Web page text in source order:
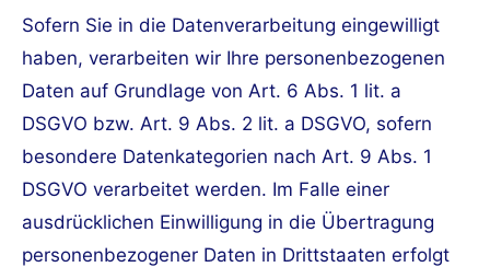
Sofern Sie in die Datenverarbeitung eingewilligt
haben, verarbeiten wir Ihre personenbezogenen
Daten auf Grundlage von Art. 6 Abs. 1 lit. a
DSGVO bzw. Art. 9 Abs. 2 lit. a DSGVO, sofern
besondere Datenkategorien nach Art. 9 Abs. 1
DSGVO verarbeitet werden. Im Falle einer
ausdrücklichen Einwilligung in die Übertragung
personenbezogener Daten in Drittstaaten erfolgt